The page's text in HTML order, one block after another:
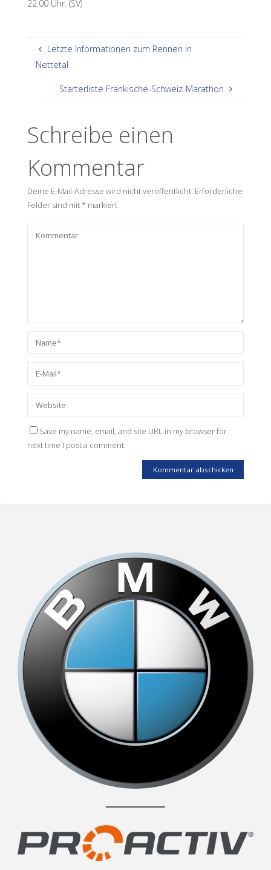
22.00 Uhr. (SV)
Letzte Informationen zum Rennen in
Nettetal
Starterliste Fränkische-Schweiz-Marathon
Schreibe einen
Kommentar
Deine E-Mail-Adresse wird nicht veröffentlicht. Erforderliche
Felder sind mit*markiert
Save my name, email, and site URL in my browser for
next time I post a comment.